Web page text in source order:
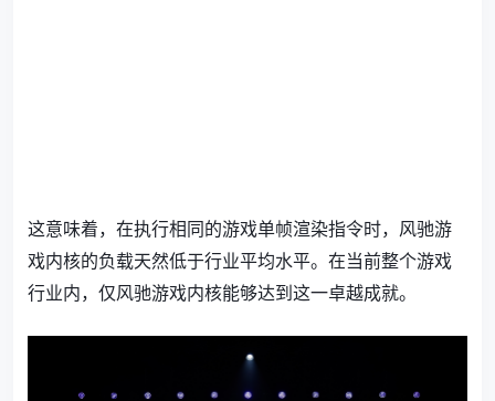
这意味着，在执行相同的游戏单帧渲染指令时，风驰游
戏内核的负载天然低于行业平均水平。在当前整个游戏
行业内，仅风驰游戏内核能够达到这一卓越成就。